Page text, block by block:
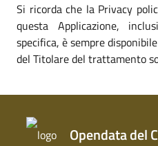
Si ricorda che la Privacy
questa Applicazione,
specifica, è sempre
del Titolare del trattamento
Opendata del